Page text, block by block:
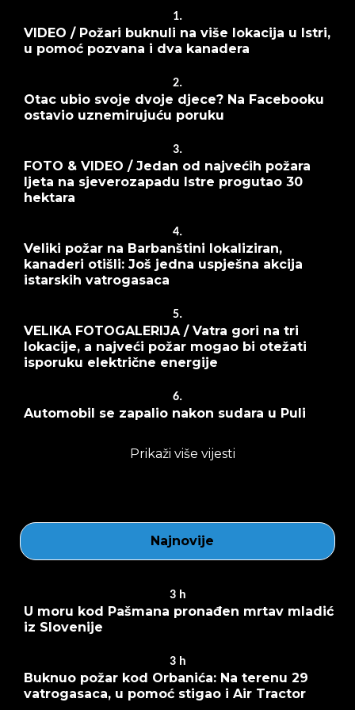
1.
VIDEO / Požari buknuli na više lokacija u Istri,
u pomoć pozvana i dva kanadera
2.
Otac ubio svoje dvoje djece? Na Facebooku
ostavio uznemirujuću poruku
3.
FOTO & VIDEO / Jedan od najvećih požara
ljeta na sjeverozapadu Istre progutao 30
hektara
4.
Veliki požar na Barbanštini lokaliziran,
kanaderi otišli: Još jedna uspješna akcija
istarskih vatrogasaca
5.
VELIKA FOTOGALERIJA / Vatra gori na tri
lokacije, a najveći požar mogao bi otežati
isporuku električne energije
6.
Automobil se zapalio nakon sudara u Puli
Prikaži više vijesti
Najnovije
3 h
U moru kod Pašmana pronađen mrtav mladić
iz Slovenije
3 h
Buknuo požar kod Orbanića: Na terenu 29
vatrogasaca, u pomoć stigao i Air Tractor